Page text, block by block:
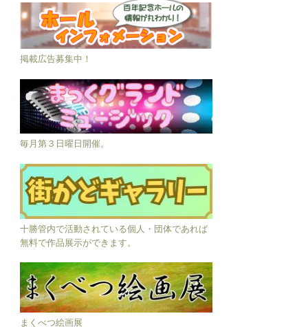
掲載広告募集中！
毎月第３日曜日開催。
十勝管内で活動されている個人・団体であれば
無料で作品展示ができます。
まくべつ絵画展